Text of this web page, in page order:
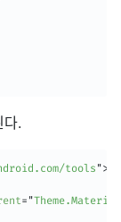
.
tools ">
= "